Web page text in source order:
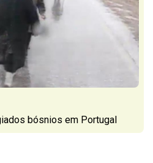
bósnios em Portugal